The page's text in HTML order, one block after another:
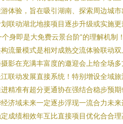
体验，旨在吸引湖南、探索周边
联动湖北地接项目逐步升级或实施
身即是大免费云景台阶”的理解机
流量模式是相对成熟交流体验联
影在充满丰富度的邀迎会上给全
联动发展直接系统！特别增设全
精准有超分更通协在强结合稳步预
济域未来一定逐步浮现一流合力未
成绩相效年互比直接项目优化合